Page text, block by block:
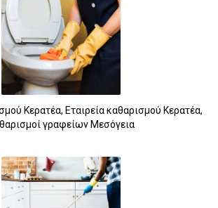
Κερατέα, Εταιρεία καθαρισμού Κερατέα,
γραφείων Μεσόγεια